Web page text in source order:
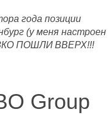
года позиции
(у меня настроен
ПОШЛИ ВВЕРХ!!!
Group